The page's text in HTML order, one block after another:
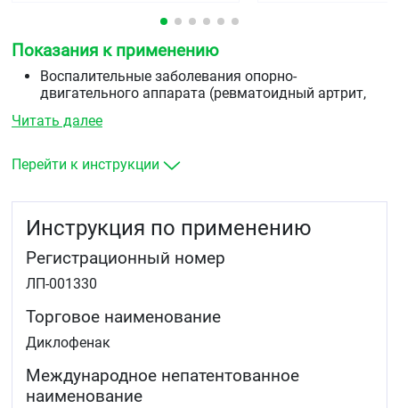
Показания к применению
Воспалительные заболевания опорно-
двигательного аппарата (ревматоидный артрит,
анкилозирующий спондилоартрит, ревматические
Травматически обусловленные воспаления
миалгия, тендовагинит, бурсит, ревматические
заболевания опорно-двигательного аппарата:
деформирующий остеоартроз, остеохондроз).
Читать далее
Перейти к инструкции
Инструкция по применению
Регистрационный номер
ЛП-001330
Торговое наименование
Диклофенак
Международное непатентованное
наименование